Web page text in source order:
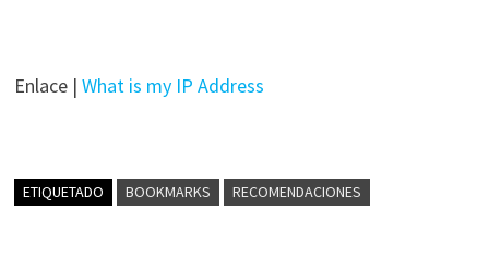
Enlace | What is my IP Address
ETIQUETADO BOOKMARKS RECOMENDACIONES